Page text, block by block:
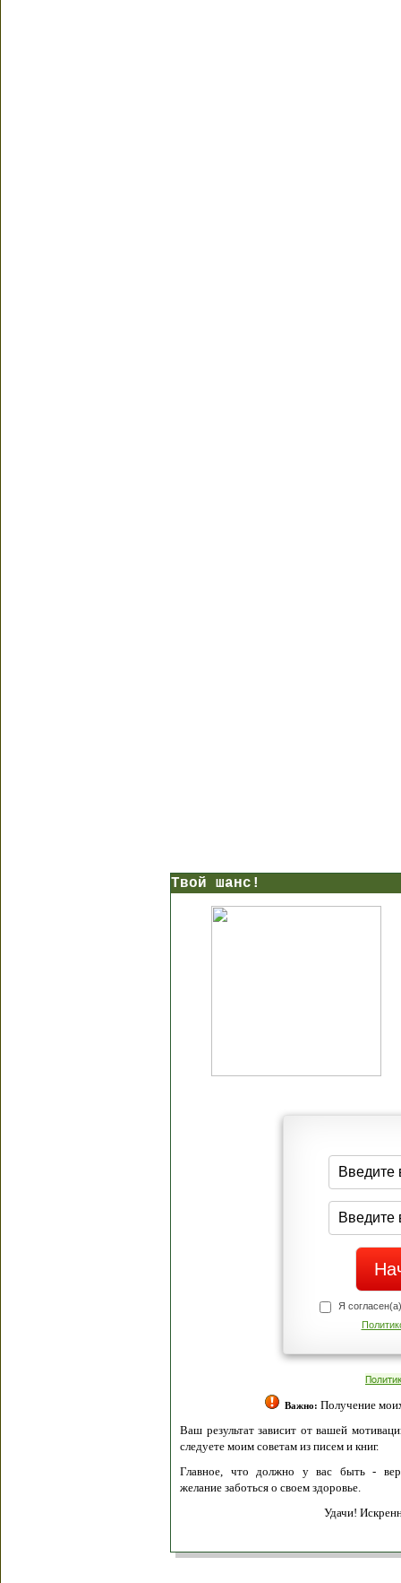
Твой шанс!
Я
Важно: Получение
Ваш результат зависит от вашей
следуете моим советам из писем и книг.
Главное, что должно у вас быть -
желание заботься о своем здоровье.
Удачи!